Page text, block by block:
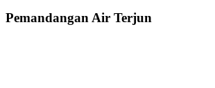
Pemandangan Air Terjun